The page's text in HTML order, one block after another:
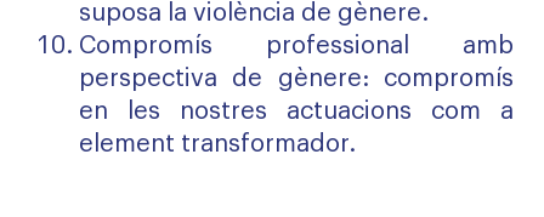
suposa la violència de gènere.
Compromís professional amb
perspectiva de gènere: compromís
en les nostres actuacions com a
element transformador.